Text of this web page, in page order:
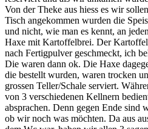
Von der Theke aus hiess es wir
Tisch angekommen wurden die
und nicht, wie man es kennt, an
Haxe mit Kartoffelbrei. Der
nach Fertigpulver geschmeckt, ich
Die waren dann ok. Die Haxe
die bestellt wurden, waren trocken
grossen Teller/Schale serviert.
von 3 verschiedenen Kellnern
absprachen. Denn gegen Ende sind
ob wir noch was möchten. Da aus